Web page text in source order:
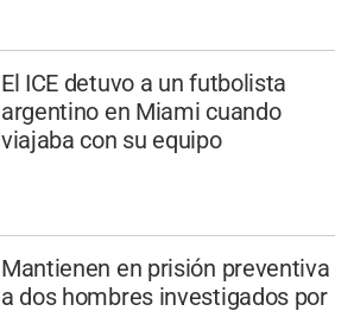
El ICE detuvo a un futbolista
argentino en Miami cuando
viajaba con su equipo
Mantienen en prisión preventiva
a dos hombres investigados por